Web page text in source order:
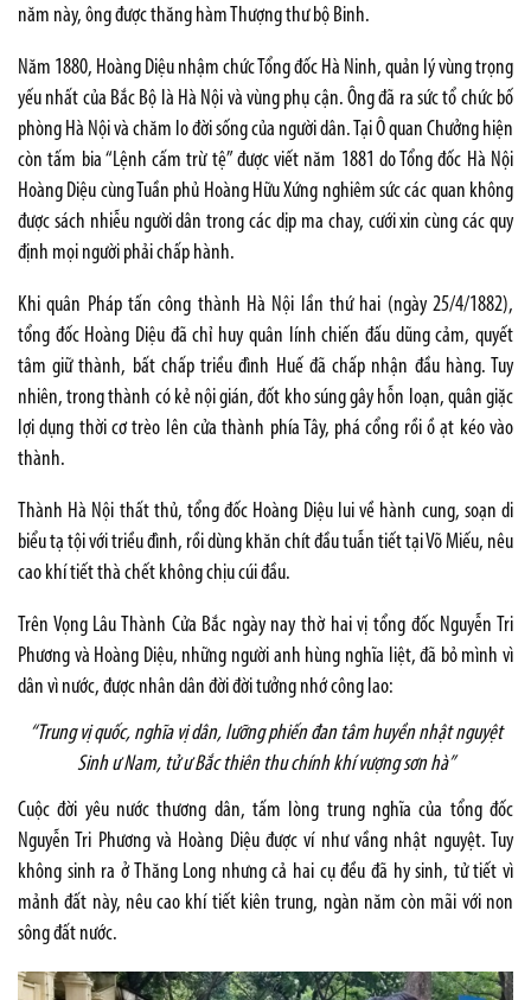
năm này, ông được thăng hàm Thượng thư bộ Binh.
Năm 1880, Hoàng Diệu nhậm chức Tổng đốc Hà Ninh, quản lý vùng trọng
yếu nhất của Bắc Bộ là Hà Nội và vùng phụ cận. Ông đã ra sức tổ chức bố
phòng Hà Nội và chăm lo đời sống của người dân. Tại Ô quan Chưởng hiện
còn tấm bia “Lệnh cấm trừ tệ” được viết năm 1881 do Tổng đốc Hà Nội
Hoàng Diệu cùng Tuần phủ Hoàng Hữu Xứng nghiêm sức các quan không
được sách nhiễu người dân trong các dịp ma chay, cưới xin cùng các quy
định mọi người phải chấp hành.
Khi quân Pháp tấn công thành Hà Nội lần thứ hai (ngày 25/4/1882),
tổng đốc Hoàng Diệu đã chỉ huy quân lính chiến đấu dũng cảm, quyết
tâm giữ thành, bất chấp triều đình Huế đã chấp nhận đầu hàng. Tuy
nhiên, trong thành có kẻ nội gián, đốt kho súng gây hỗn loạn, quân giặc
lợi dụng thời cơ trèo lên cửa thành phía Tây, phá cổng rồi ồ ạt kéo vào
thành.
Thành Hà Nội thất thủ, tổng đốc Hoàng Diệu lui về hành cung, soạn di
biểu tạ tội với triều đình, rồi dùng khăn chít đầu tuẫn tiết tại Võ Miếu, nêu
cao khí tiết thà chết không chịu cúi đầu.
Trên Vọng Lâu Thành Cửa Bắc ngày nay thờ hai vị tổng đốc Nguyễn Tri
Phương và Hoàng Diệu, những người anh hùng nghĩa liệt, đã bỏ mình vì
dân vì nước, được nhân dân đời đời tưởng nhớ công lao:
“Trung vị quốc, nghĩa vị dân, lưỡng phiến đan tâm huyền nhật nguyệt
Sinh ư Nam, tử ư Bắc thiên thu chính khí vượng sơn hà”
Cuộc đời yêu nước thương dân, tấm lòng trung nghĩa của tổng đốc
Nguyễn Tri Phương và Hoàng Diệu được ví như vầng nhật nguyệt. Tuy
không sinh ra ở Thăng Long nhưng cả hai cụ đều đã hy sinh, tử tiết vì
mảnh đất này, nêu cao khí tiết kiên trung, ngàn năm còn mãi với non
sông đất nước.